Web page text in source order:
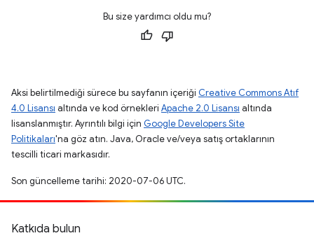
Bu size yardımcı oldu mu?
Aksi belirtilmediği sürece bu sayfanın içeriği Creative Commons Atıf
4.0 Lisansı altında ve kod örnekleri Apache 2.0 Lisansı altında
lisanslanmıştır. Ayrıntılı bilgi için Google Developers Site
Politikaları'na göz atın. Java, Oracle ve/veya satış ortaklarının
tescilli ticari markasıdır.
Son güncelleme tarihi: 2020-07-06 UTC.
Katkıda bulun